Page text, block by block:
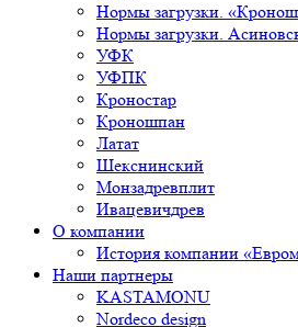
Нормы загрузки.
Нормы загрузки.
УФК
УФПК
Кроностар
Кроношпан
Латат
Шекснинский
Монзадревплит
Ивацевичдрев
О компании
История компании
Наши партнеры
KASTAMONU
Nordeco design